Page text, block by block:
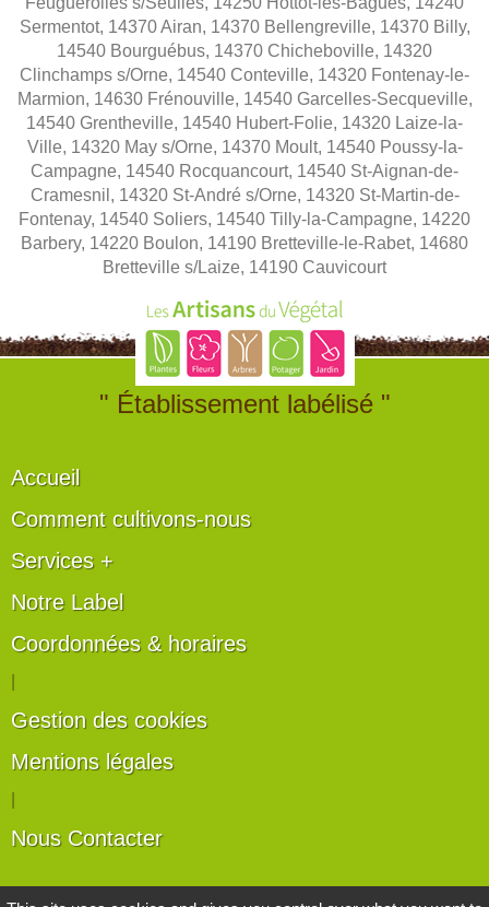
Sermentot, 14370 Airan, 14370 Bellengreville, 14370 Billy,
14540 Bourguébus, 14370 Chicheboville, 14320
Clinchamps s/Orne, 14540 Conteville, 14320 Fontenay-le-
Marmion, 14630 Frénouville, 14540 Garcelles-Secqueville,
14540 Grentheville, 14540 Hubert-Folie, 14320 Laize-la-
Ville, 14320 May s/Orne, 14370 Moult, 14540 Poussy-la-
Campagne, 14540 Rocquancourt, 14540 St-Aignan-de-
Cramesnil, 14320 St-André s/Orne, 14320 St-Martin-de-
Fontenay, 14540 Soliers, 14540 Tilly-la-Campagne, 14220
Barbery, 14220 Boulon, 14190 Bretteville-le-Rabet, 14680
Bretteville s/Laize, 14190 Cauvicourt
" Établissement labélisé "
Accueil
Comment cultivons-nous
Services +
Notre Label
Coordonnées & horaires
Gestion des cookies
Mentions légales
Nous Contacter